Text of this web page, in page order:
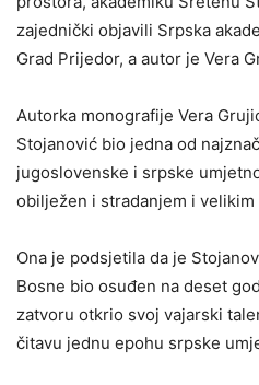
zajednički objavili Srpska
Grad Prijedor, a autor je Vera
Autorka monografije Vera
Stojanović bio jedna od
jugoslovenske i srpske
obilježen i stradanjem i
Ona je podsjetila da je
Bosne bio osuđen na deset
zatvoru otkrio svoj vajarski
čitavu jednu epohu srpske